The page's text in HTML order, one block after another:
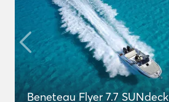
Beneteau Flyer 7.7 SUNdeck